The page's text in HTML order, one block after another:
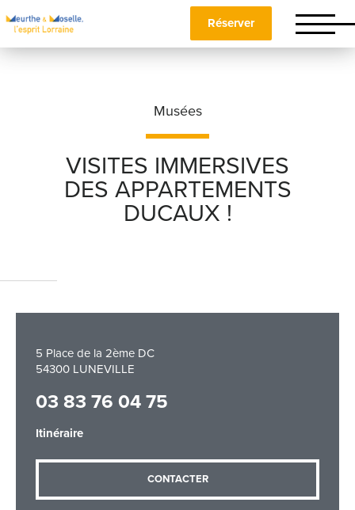
Réserver
Musées
VISITES IMMERSIVES
DES APPARTEMENTS
DUCAUX !
5 Place de la 2ème DC
54300 LUNEVILLE
03 83 76 04 75
Itinéraire
CONTACTER
Nom*